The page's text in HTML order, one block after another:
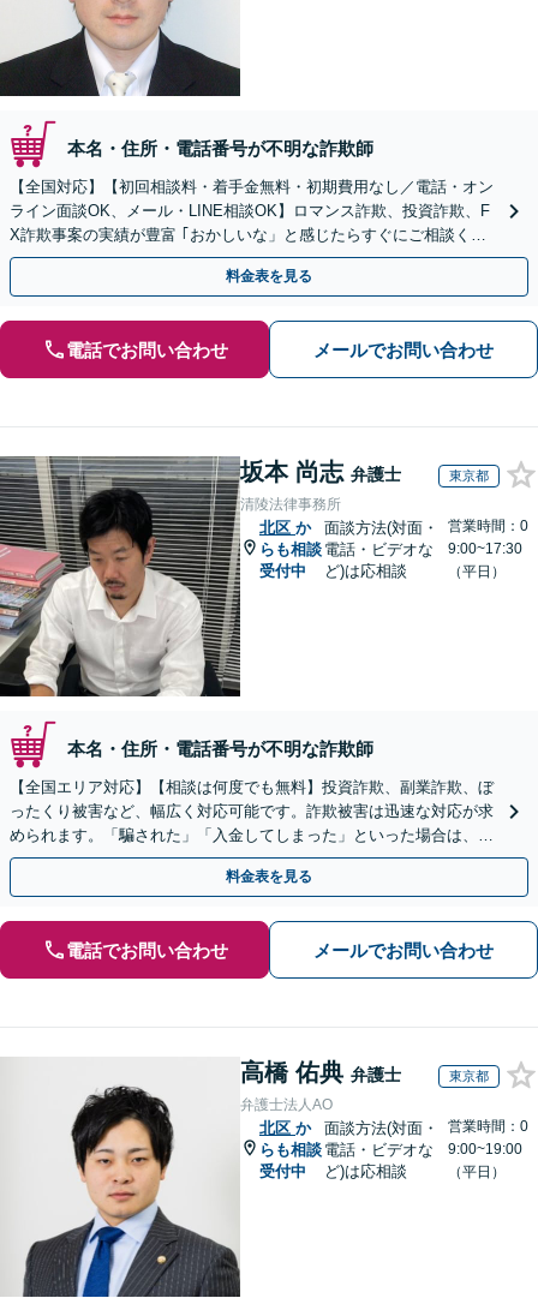
本名・住所・電話番号が不明な詐欺師
【全国対応】【初回相談料・着手金無料・初期費用なし／電話・オン
ライン面談OK、メール・LINE相談OK】ロマンス詐欺、投資詐欺、F
X詐欺事案の実績が豊富 ｢おかしいな」と感じたらすぐにご相談くだ
さい。
料金表を見る
電話でお問い合わせ メールでお問い合わせ
坂本 尚志 弁護士 東京都
清陵法律事務所
北区 か
らも相談
受付中
面談方法(対面・
電話・ビデオな
ど)は応相談
営業時間：0
9:00~17:30
（平日）
本名・住所・電話番号が不明な詐欺師
【全国エリア対応】【相談は何度でも無料】投資詐欺、副業詐欺、ぼ
ったくり被害など、幅広く対応可能です。詐欺被害は迅速な対応が求
められます。「騙された」「入金してしまった」といった場合は、お
早めにご相談ください。【電話・メール・WEB相談可】
料金表を見る
電話でお問い合わせ メールでお問い合わせ
高橋 佑典 弁護士 東京都
弁護士法人AO
北区 か
らも相談
受付中
面談方法(対面・
電話・ビデオな
ど)は応相談
営業時間：0
9:00~19:00
（平日）